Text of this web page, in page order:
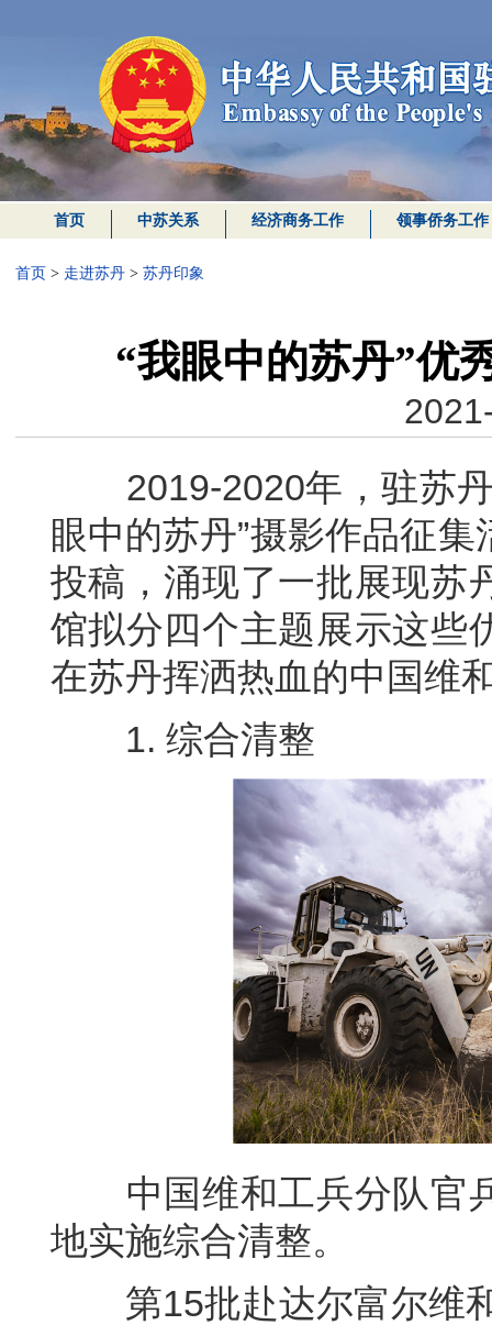
首页 中苏关系 经济商务工作 领事侨务工作
首页 > 走进苏丹> 苏丹印象
“我眼中的苏丹”
2019-2020年，驻苏丹
眼中的苏丹”摄影作品征
投稿，涌现了一批展现苏
馆拟分四个主题展示这些
在苏丹挥洒热血的中国维
1. 综合清整
中国维和工兵分队官兵
地实施综合清整。
第15批赴达尔富尔维